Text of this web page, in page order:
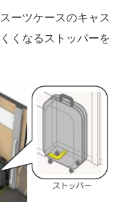
ーツケースのキャス
くなるストッパーを